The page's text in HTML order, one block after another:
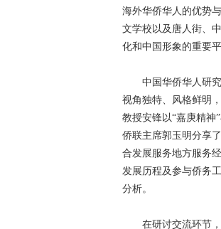
海外华侨华人的优势
文学校以及唐人街、
化和中国形象的重要平
中国华侨华人研究(
视角独特、风格鲜明
教授安锋以“嘉庚精神
侨联主席郭玉明分享
合发展服务地方服务
发展历程及参与侨务
分析。
在研讨交流环节，